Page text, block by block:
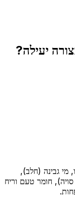
יעילה?
גבינה (חלב),
חומר טעם וריח